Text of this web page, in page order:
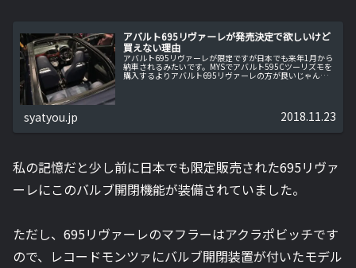
アバルト695リヴァーレが発売決定で欲しいけど
買えない理由
アバルト695リヴァーレが限定ですが日本でも来年1月から
納車されるみたいです。MYSでアバルト595Cツーリズモを
購入するよりアバルト695リヴァーレの方が良いじゃんと
syatyou.jp 2018.11.23
私の記憶だと少し前に日本でも限定販売された695リヴァ
ーレにこのバルブ開閉機能が装備されていました。
ただし、695リヴァーレのマフラーはアクラポビッチです
ので、レコードモンツァにバルブ開閉装置が付いたモデル